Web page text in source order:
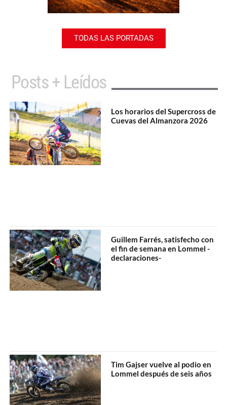
TODAS LAS PORTADAS
Posts + Leídos
Los horarios del Supercross de
Cuevas del Almanzora 2026
Guillem Farrés, satisfecho con
el fin de semana en Lommel -
declaraciones-
Tim Gajser vuelve al podio en
Lommel después de seis años